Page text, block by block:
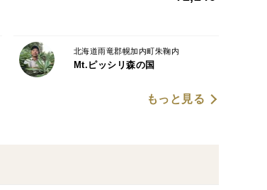
北海道雨竜郡幌加内町朱鞠内
Mt.ピッシリ森の国
もっと見る